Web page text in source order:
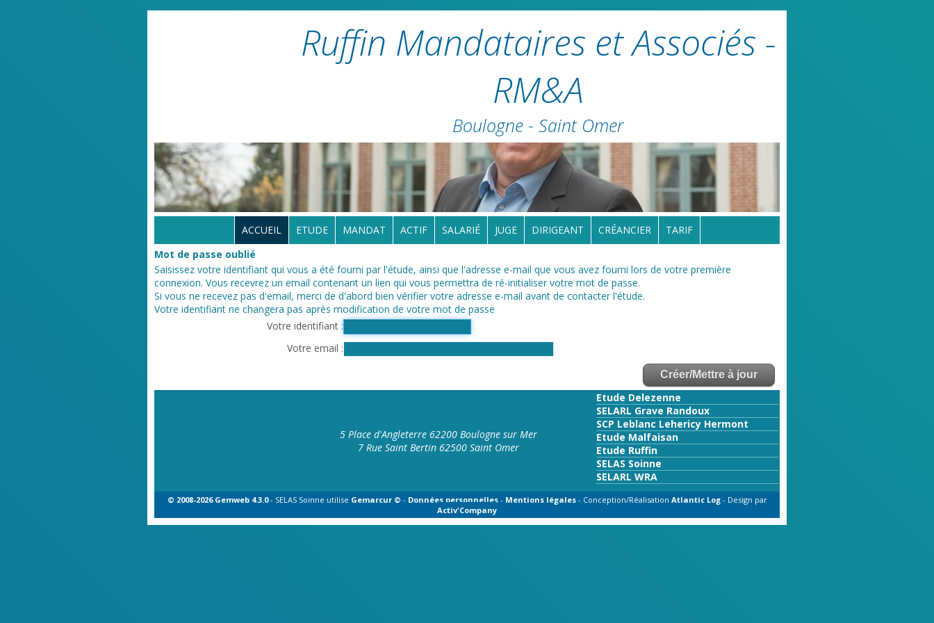
Ruffin Mandataires et Associés -
RM&A
Boulogne - Saint Omer
ACCUEIL ETUDE MANDAT ACTIF SALARIÉ JUGE DIRIGEANT CRÉANCIER
TARIF
Mot de passe oublié
Saisissez votre identifiant qui vous a été fourni par l'étude, ainsi que l'adresse e-mail que vous avez fourni lors de votre première
connexion. Vous recevrez un email contenant un lien qui vous permettra de ré-initialiser votre mot de passe.
Si vous ne recevez pas d'email, merci de d'abord bien vérifier votre adresse e-mail avant de contacter l'étude.
Votre identifiant ne changera pas après modification de votre mot de passe
Votre identifiant
Votre email
5 Place d'Angleterre 62200 Boulogne sur Mer
7 Rue Saint Bertin 62500 Saint Omer
Etude Delezenne
SELARL Grave Randoux
SCP Leblanc Lehericy Hermont
Etude Malfaisan
Etude Ruffin
SELAS Soinne
SELARL WRA
© 2008-2026 Gemweb 4.3.0- SELAS Soinne utilise Gemarcur © - Données personnelles- Mentions légales- Conception/Réalisation Atlantic Log - Design par
Activ'Company